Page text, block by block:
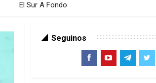
El Sur A Fondo
Seguinos